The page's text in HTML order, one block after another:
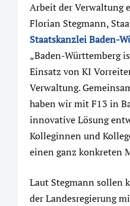
Arbeit der Verwaltung
Florian Stegmann,
Staatskanzlei Baden-
„Baden-Württemberg
Einsatz von KI
Verwaltung.
haben wir mit F13 in
innovative Lösung
Kolleginnen und
einen ganz konkreten
Laut Stegmann sollen
der Landesregierung